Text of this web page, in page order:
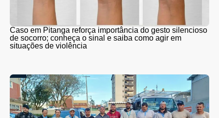
Caso em Pitanga reforça importância do gesto silencioso
de socorro; conheça o sinal e saiba como agir em
situações de violência